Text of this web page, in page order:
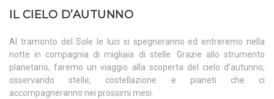
IL CIELO D’AUTUNNO
Al tramonto del Sole le luci si spegneranno ed entreremo nella
notte in compagnia di migliaia di stelle. Grazie allo strumento
planetario, faremo un viaggio alla scoperta del cielo d’autunno,
osservando stelle, costellazione e pianeti che ci
accompagneranno nei prossimi mesi.